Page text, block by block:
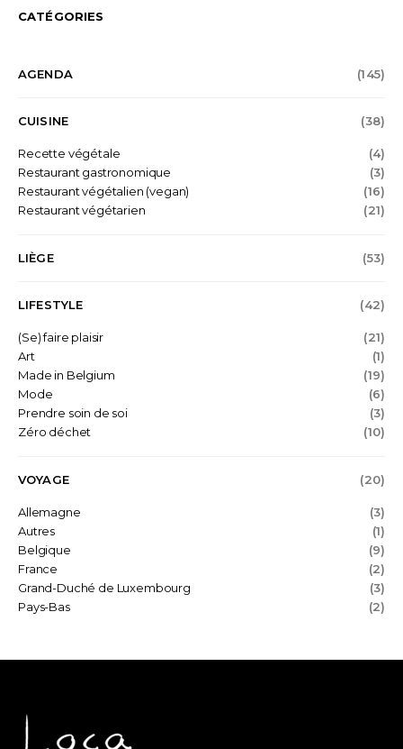
CATÉGORIES
AGENDA (145)
CUISINE (38)
Recette végétale
(4)
Restaurant gastronomique
(3)
Restaurant végétalien (vegan)
(16)
Restaurant végétarien
(21)
LIÈGE (53)
LIFESTYLE (42)
(Se) faire plaisir
(21)
Art
(1)
Made in Belgium
(19)
Mode
(6)
Prendre soin de soi
(3)
Zéro déchet
(10)
VOYAGE (20)
Allemagne
(3)
Autres
(1)
Belgique
(9)
France
(2)
Grand-Duché de Luxembourg
(3)
Pays-Bas
(2)